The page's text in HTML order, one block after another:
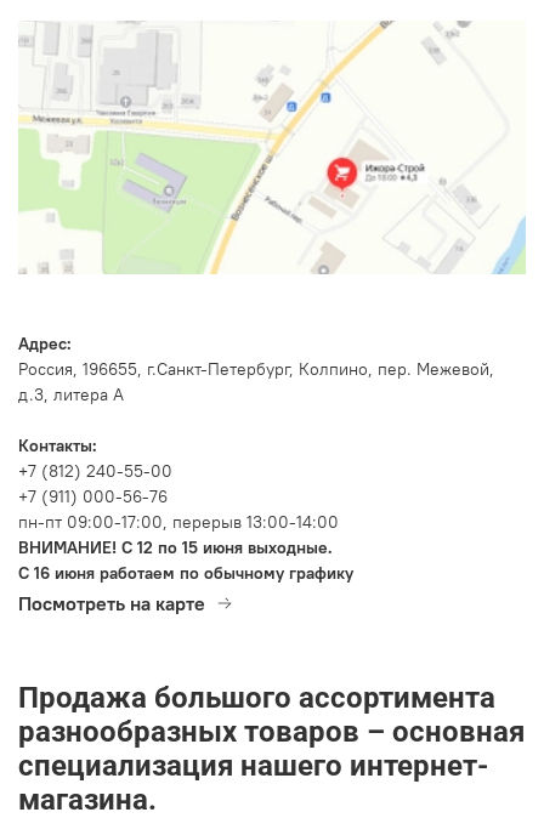
Адрес:
Россия, 196655, г.Санкт-Петербург, Колпино, пер. Межевой,
д.3, литера А
Контакты:
+7 (812) 240-55-00
+7 (911) 000-56-76
пн-пт 09:00-17:00, перерыв 13:00-14:00
ВНИМАНИЕ! С 12 по 15 июня выходные.
С 16 июня работаем по обычному графику
Посмотреть на карте
Продажа большого ассортимента
разнообразных товаров – основная
специализация нашего интернет-
магазина.